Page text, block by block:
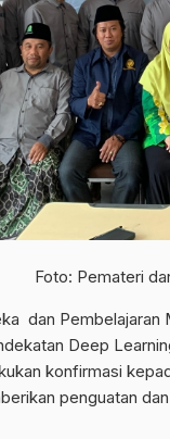
Foto: Pemateri
dan Pembelajaran
Deep
konfirmasi
penguatan